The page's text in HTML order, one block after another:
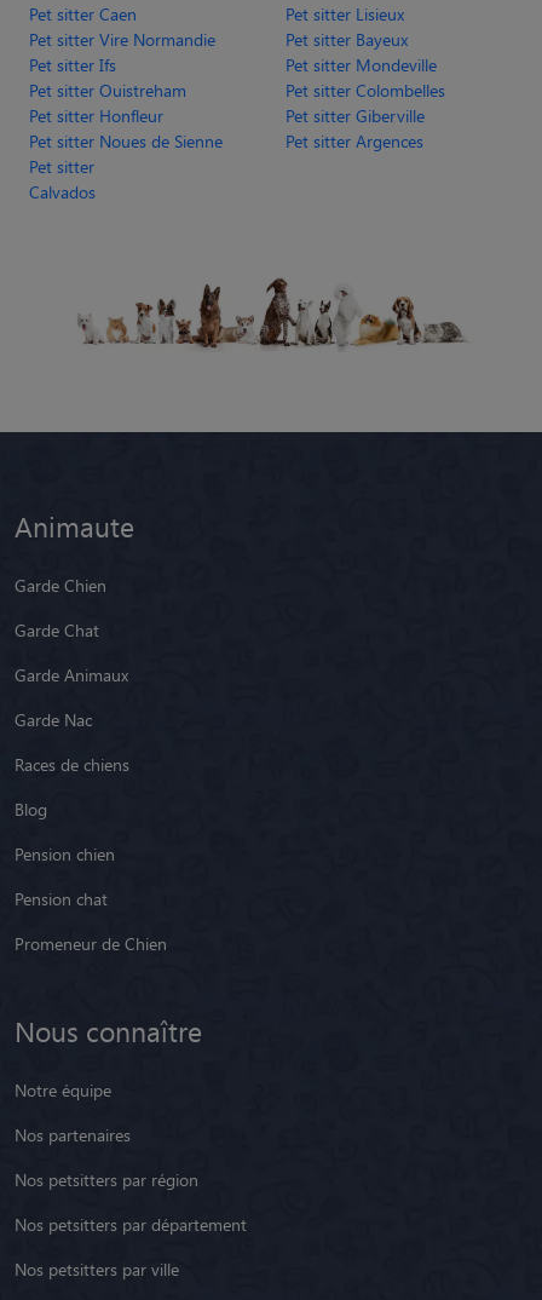
Pet sitter Caen
Pet sitter Lisieux
Pet sitter Vire Normandie
Pet sitter Bayeux
Pet sitter Ifs
Pet sitter Mondeville
Pet sitter Ouistreham
Pet sitter Colombelles
Pet sitter Honfleur
Pet sitter Giberville
Pet sitter Noues de Sienne
Pet sitter Argences
Pet sitter
Calvados
Animaute
Garde Chien
Garde Chat
Garde Animaux
Garde Nac
Races de chiens
Blog
Pension chien
Pension chat
Promeneur de Chien
Nous connaître
Notre équipe
Nos partenaires
Nos petsitters par région
Nos petsitters par département
Nos petsitters par ville